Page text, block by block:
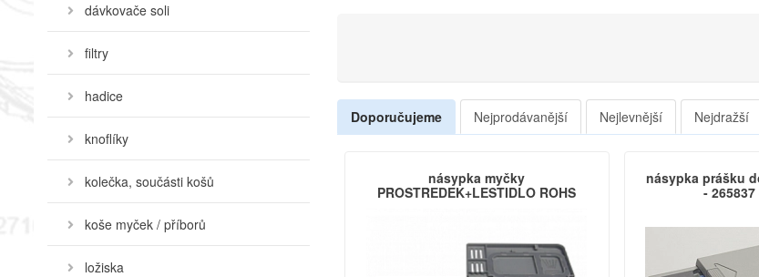
dávkovače soli
filtry
hadice
knoflíky
kolečka, součásti košů
koše myček / příborů
ložiska
Doporučujeme Nejprodávanější Nejlevnější Nejdražší
násypka myčky
PROSTREDEK+LESTIDLO ROHS
násypka prášku
-